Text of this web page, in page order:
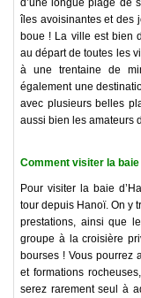
d’une longue plage de
îles avoisinantes et des
boue ! La ville est bien
au départ de toutes les
à une trentaine de
également une
avec plusieurs belles
aussi bien les amateurs
Comment visiter la baie
Pour visiter la baie
tour depuis Hanoï. On y
prestations, ainsi que
groupe à la croisière
bourses ! Vous pourrez
et formations
serez rarement seul à